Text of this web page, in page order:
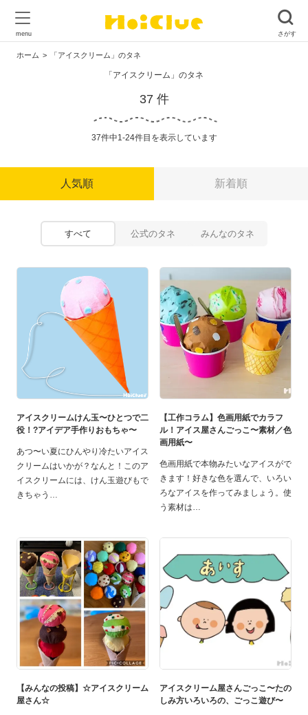
ホーム 「アイスクリーム」のタネ
「アイスクリーム」のタネ
37 件
37件中1-24件目を表示しています
人気順 新着順
すべて 公式のタネ みんなのタネ
アイスクリームけん玉〜ひとつで二
役！?アイデア手作りおもちゃ〜
あつ〜い夏にひんやり冷たいアイス
クリームはいかが？なんと！このア
イスクリームには、けん玉遊びもで
きちゃう
【工作コラム】色画用紙でカラフ
ル！アイス屋さんごっこ〜素材／色
画用紙〜
色画用紙で本物みたいなアイスがで
きます！好きな色を選んで、いろい
ろなアイスを作ってみましょう。使
う素材は
【みんなの投稿】☆アイスクリーム
屋さん☆
アイスクリーム屋さんごっこ〜たの
しみ方いろいろの、ごっこ遊び〜